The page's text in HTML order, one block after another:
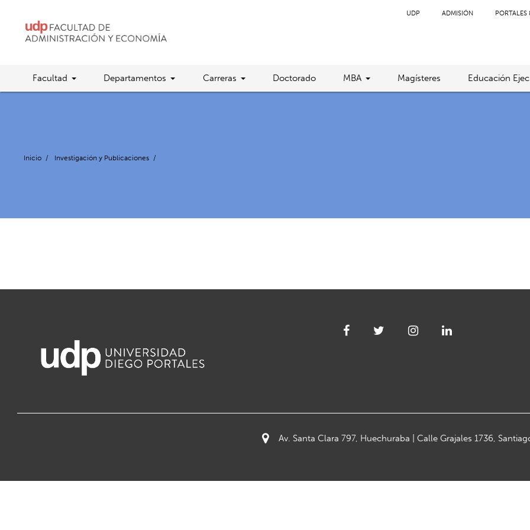
UDP ADMISIÓN PORTALES
Facultad Departamentos Carreras Doctorado MBA Magísteres Educación
Inicio / Investigación y Publicaciones /
Av. Santa Clara 797, Huechuraba | Calle Grajales 1736,